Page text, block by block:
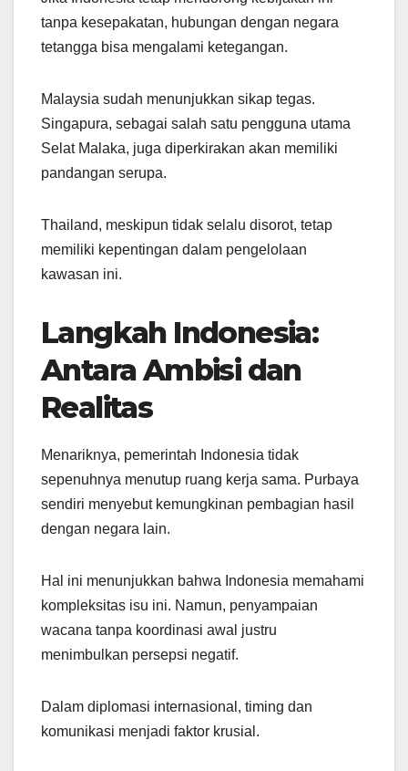
tanpa kesepakatan, hubungan dengan negara
tetangga bisa mengalami ketegangan.
Malaysia sudah menunjukkan sikap tegas.
Singapura, sebagai salah satu pengguna utama
Selat Malaka, juga diperkirakan akan memiliki
pandangan serupa.
Thailand, meskipun tidak selalu disorot, tetap
memiliki kepentingan dalam pengelolaan
kawasan ini.
Langkah Indonesia:
Antara Ambisi dan
Realitas
Menariknya, pemerintah Indonesia tidak
sepenuhnya menutup ruang kerja sama. Purbaya
sendiri menyebut kemungkinan pembagian hasil
dengan negara lain.
Hal ini menunjukkan bahwa Indonesia memahami
kompleksitas isu ini. Namun, penyampaian
wacana tanpa koordinasi awal justru
menimbulkan persepsi negatif.
Dalam diplomasi internasional, timing dan
komunikasi menjadi faktor krusial.